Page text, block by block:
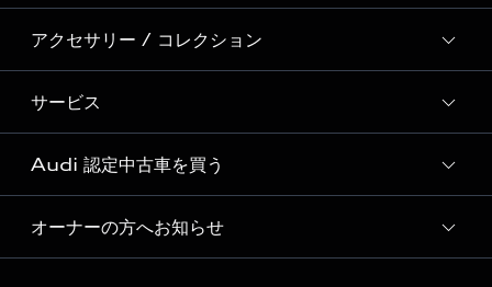
Audi Sport
Formula 1®
デジタルサービス
新車在庫検索
試乗車・展示車検索
見積もり依頼
試乗予約
モデル一覧
特別仕様モデル / 限定モデル
e-tronラインアップ
価格シミュレーション
車両比較
アクセサリー / コレクション
純正アクセサリー
オンラインショップ
Audi collection
アウディナビアプリ
サービス
サービス入庫予約
サービスプログラム
メンテナンス
Audi 認定中古車を買う
Audi認定中古車
オーナーの方へお知らせ